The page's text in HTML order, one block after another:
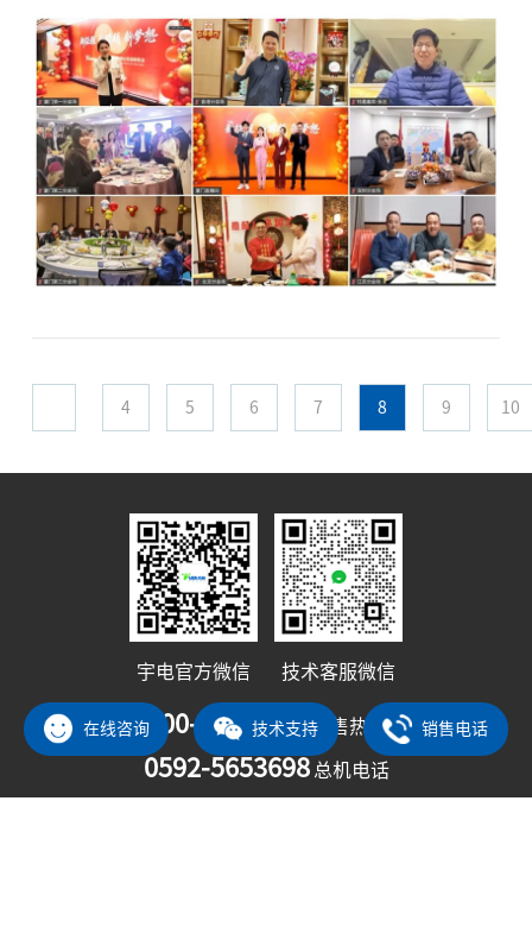
举行。虽然少了以往宇电人欢聚的壮观场面，但全新的
庆贺形式、大家精心编排录制剪辑的节目、丰富的奖品
和红包雨，也足以让所有人感受到热烈的新年气息。话
不多说，赶快随小编一起来get本次年会盛宴吧~喜气而
温馨的年会舞台早已经搭建好，正静静等待着主角们入
场……等等…看这专业的设备，是不是以为走错片场来
到了新闻联播的后台呢？灯光、音响、摄影机，多机位
协调，多屏幕互动，这就是我们今年的年会主场啦！为
经过多次的测试和调整。精益求精，只为宇电人欢聚一
4 5 6 7 8 9 10
宇电官方微信 技术客服微信
400-880-9029销售热线
0592-5653698 总机电话
在线咨询 技术支持 销售电话